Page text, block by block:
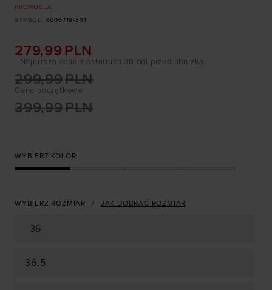
PROMOCJA
SYMBOL
6006718-391
279,99 PLN
Cena początkowa
399,99PLN
299,99PLN
- Najniższa cena z ostatnich 30 dni przed obniżką:
WYBIERZ KOLOR:
WYBIERZ ROZMIAR JAK DOBRAĆ ROZMIAR
36
36,5